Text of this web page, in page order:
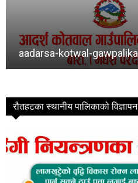
Baragadhi
रौतहटका स्थानीय पालिकाको विज्ञापन